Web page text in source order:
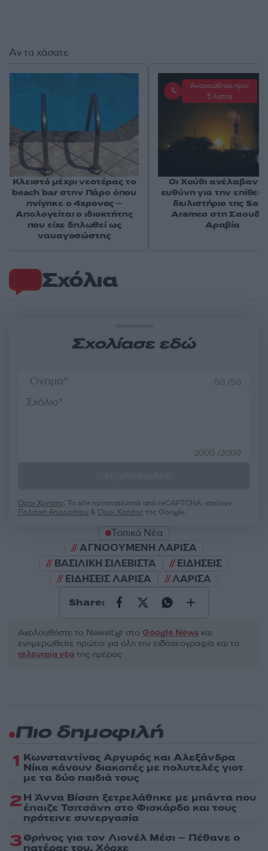
Σχόλια
Σχολίασε εδώ
50 /50
2000 /2000
Όροι Χρήσης. Το site προστατεύεται από reCAPTCHA, ισχύουν
Πολιτική Απορρήτου &Όροι Χρήσης της Google.
Τοπικά Νέα
ΑΓΝΟΟΥΜΕΝΗ ΛΑΡΙΣΑ
ΒΑΣΙΛΙΚΗ ΣΙΛΕΒΙΣΤΑ
ΕΙΔΗΣΕΙΣ
ΕΙΔΗΣΕΙΣ ΛΑΡΙΣΑ
ΛΑΡΙΣΑ
Share:
Ακολουθήστε το Νewsit.gr στο Google News και
ενημερωθείτε πρώτοι για όλη την ειδησεογραφία και τα
τελευταία νέα της ημέρας
Αν τα χάσατε
Κλειστό μέχρι νεοτέρας το
beach bar στην Πάρο όπου
πνίγηκε ο 4χρονος –
Απολογείται ο ιδιοκτήτης
που είχε δηλωθεί ως
ναυαγοσώστης
Ανανεώθηκε πριν
5 λεπτά
Οι Χούθι ανέλαβαν
ευθύνη για την
διυλιστήριο της
Aramco στη
Αραβία
Πιο δημοφιλή
1 Κωνσταντίνος Αργυρός και Αλεξάνδρα
Νίκα κάνουν διακοπές με πολυτελές γιοτ
με τα δύο παιδιά τους
2Η Άννα Βίσση ξετρελάθηκε με μπάντα που
έπαιζε Τσιτσάνη στο Φισκάρδο και τους
πρότεινε συνεργασία
3Θρήνος για τον Λιονέλ Μέσι – Πέθανε ο
πατέρας του, Χόρχε